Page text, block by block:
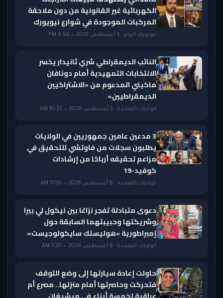
الكهربائية غير القانونية من دون ملاحقة
المركبات الموجودة في شوارع نيويورك
نيويورك اليوم · 5 أغسطس 2026 — 6:50 PM
النائب الديمقراطي شري ثانيدار يخسر
الانتخابات التمهيدية أمام دونافان
ماكيني المدعوم من «الاشتراكيين
الديمقراطيين»
الولايات المتحدة · 5 أغسطس 2026 — 10:35 AM
3 مدعين عامين جمهوريين في الولايات
يطلبون سجلات من فاوتشي للتحقيق في
مزاعم تحقيقه أرباحًا من إرشادات
كوفيد-19
الولايات المتحدة · 6 أغسطس 2026 — 11:50 AM
دعوى متبادلة تفجر نزاعًا بين نيكول لي بيرا
وشريكتها وحبيبتهما السابقة حول
إمبراطورية «هوليستك سايكولوجيست»
الولايات المتحدة · 6 أغسطس 2026 — 7:20 AM
حاولت إعادة سيارتها إلى وضع التوقف
فتحركت وحاصرتها أمام منزلها.. مصرع أم